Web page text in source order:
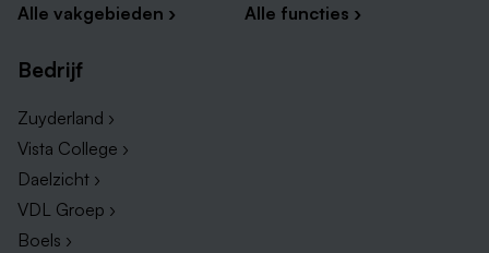
Alle vakgebieden ›
Alle functies ›
Bedrijf
Zuyderland ›
Vista College ›
Daelzicht ›
VDL Groep ›
Boels ›